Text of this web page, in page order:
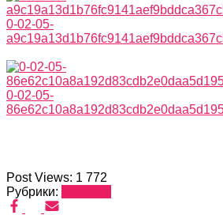
0-02-05-
0-02-05-
Post Views: 1 772
Рубрики: